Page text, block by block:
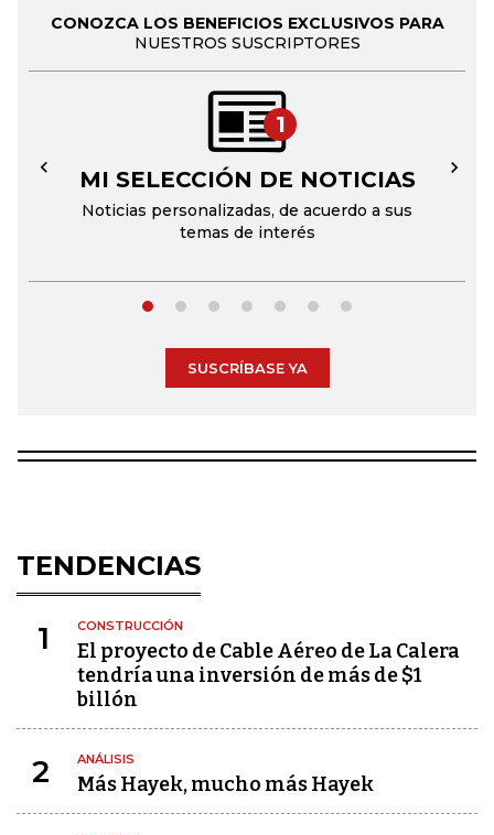
CONOZCA LOS BENEFICIOS EXCLUSIVOS PARA
NUESTROS SUSCRIPTORES
1
MI SELECCIÓN DE NOTICIAS
Noticias personalizadas, de acuerdo a sus
temas de interés
← →
SUSCRÍBASE YA
TENDENCIAS
1 CONSTRUCCIÓN
El proyecto de Cable Aéreo de La Calera
tendría una inversión de más de $1
billón
2 ANÁLISIS
Más Hayek, mucho más Hayek